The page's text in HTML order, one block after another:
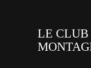
LE CLUB